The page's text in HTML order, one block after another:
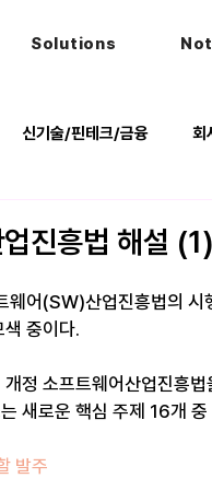
Solutions
신기술/핀테크/금융 회
진흥법 해설 (1)
웨어(SW)산업진흥법의
중이다.
정 소프트웨어산업진흥
새로운 핵심 주제 16개
발주